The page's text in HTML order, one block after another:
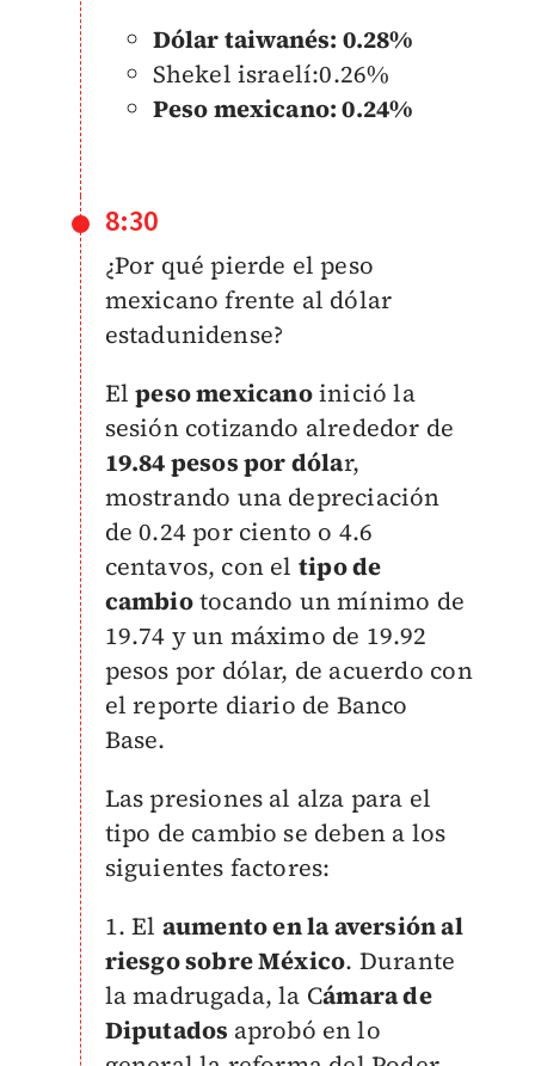
Dólar taiwanés: 0.28%
Shekel israelí:0.26%
Peso mexicano: 0.24%
8:30
¿Por qué pierde el peso
mexicano frente al dólar
estadunidense?
Elpeso mexicanoinició la
sesión cotizando alrededor de
19.84 pesos por dólar,
mostrando una depreciación
de 0.24 por ciento o 4.6
centavos, con el tipo de
cambiotocando un mínimo de
19.74 y un máximo de 19.92
pesos por dólar, de acuerdo con
el reporte diario de Banco
Base.
Las presiones al alza para el
tipo de cambio se deben a los
siguientes factores:
1. El aumento en la aversión al
riesgo sobre México. Durante
la madrugada, la Cámara de
Diputados aprobó en lo